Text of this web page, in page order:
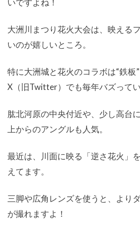
いですよね！
大洲川まつり花火大会は、映える
いのが嬉しいところ。
特に大洲城と花火のコラボは“鉄板
X（旧Twitter）でも毎年バズってい
肱北河原の中央付近や、少し高台
上からのアングルも人気。
最近は、川面に映る「逆さ花火」
えてます。
三脚や広角レンズを使うと、より
が撮れますよ！